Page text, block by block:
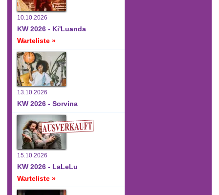
10.10.2026
KW 2026 - Ki'Luanda
Warteliste »
13.10.2026
KW 2026 - Sorvina
15.10.2026
KW 2026 - LaLeLu
Warteliste »